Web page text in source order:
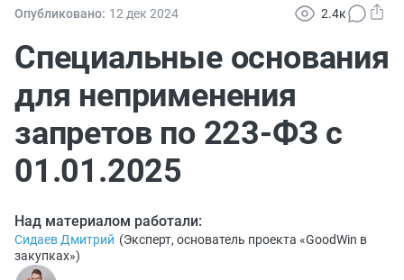
Опубликовано: 12 дек 2024 2.4к
Специальные основания
для неприменения
запретов по 223-ФЗ с
01.01.2025
Над материалом работали:
Сидаев Дмитрий (Эксперт, основатель проекта «GoodWin в
закупках»)